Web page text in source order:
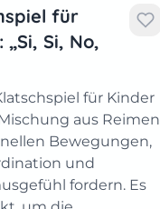
für
„Si, Si, No,
für Kinder
aus Reimen
Bewegungen,
und
fordern. Es